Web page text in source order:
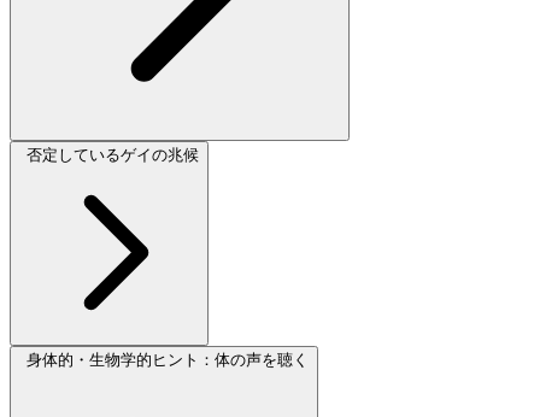
否定しているゲイの兆候
身体的・生物学的ヒント：体の声を聴く